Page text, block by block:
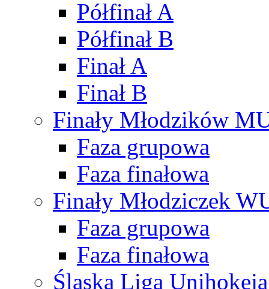
Półfinał A
Półfinał B
Finał A
Finał B
Finały Młodzików
Faza grupowa
Faza finałowa
Finały Młodziczek
Faza grupowa
Faza finałowa
Śląska Liga Unihokeja